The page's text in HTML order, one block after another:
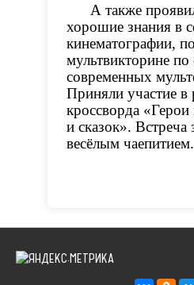
А также
хорошие знания в
кинематографии,
мультвикторине
современных
Приняли участие в
кроссворда
и сказок». Встреча
весёлым чаепитием.